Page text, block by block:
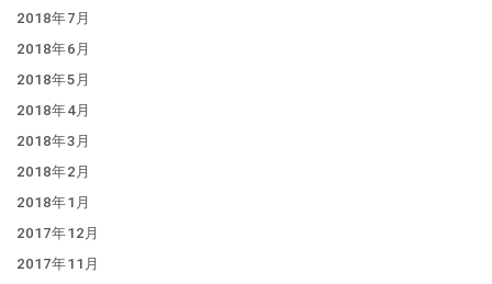
2018年7月
2018年6月
2018年5月
2018年4月
2018年3月
2018年2月
2018年1月
2017年12月
2017年11月